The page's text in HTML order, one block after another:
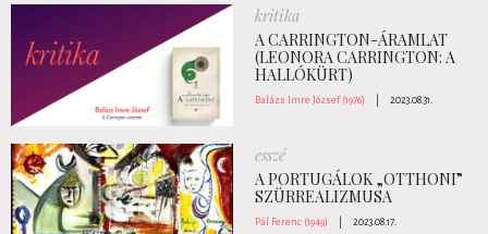
kritika
A CARRINGTON-ÁRAMLAT
(LEONORA CARRINGTON: A
HALLÓKÜRT)
Balázs Imre József (1976) 2023.08.31.
esszé
A PORTUGÁLOK „OTTHONI”
SZÜRREALIZMUSA
Pál Ferenc (1949) 2023.08.17.